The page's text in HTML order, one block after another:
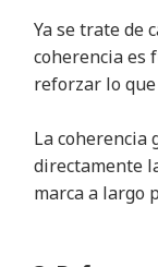
Ya se trate de
coherencia es
reforzar lo
La coherencia
directamente
marca a largo